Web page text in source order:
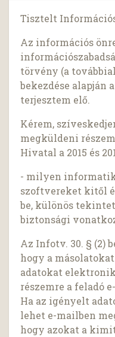
Tisztelt
Az információs
törvény (a
bekezdése alapján
terjesztem elő.
Kérem,
megküldeni
Hivatal a 2015 és
- milyen
szoftvereket kitől
be, különös
biztonsági
Az Infotv. 30. § (2)
hogy a
adatokat
részemre a feladó
Ha az igényelt
lehet e-mailben
hogy azokat a